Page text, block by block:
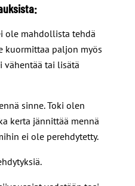
ole mahdollista tehdä
kuormittaa paljon myös
vähentää tai lisätä
sinne. Toki olen
kerta jännittää mennä
ei ole perehdytetty.